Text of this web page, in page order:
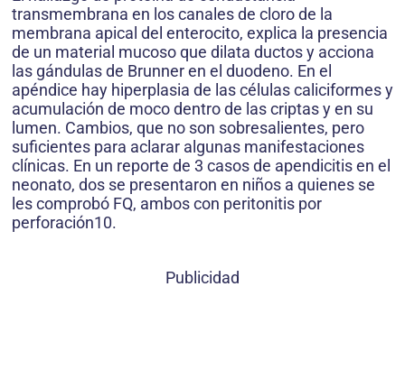
transmembrana en los canales de cloro de la
membrana apical del enterocito, explica la presencia
de un material mucoso que dilata ductos y acciona
las gándulas de Brunner en el duodeno. En el
apéndice hay hiperplasia de las células caliciformes y
acumulación de moco dentro de las criptas y en su
lumen. Cambios, que no son sobresalientes, pero
suficientes para aclarar algunas manifestaciones
clínicas. En un reporte de 3 casos de apendicitis en el
neonato, dos se presentaron en niños a quienes se
les comprobó FQ, ambos con peritonitis por
perforación10.
Publicidad